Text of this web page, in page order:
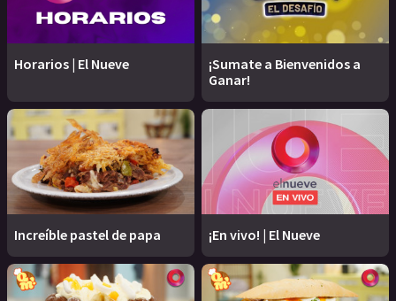
Horarios | El Nueve
¡Sumate a Bienvenidos a
Ganar!
Increíble pastel de papa ¡En vivo! | El Nueve